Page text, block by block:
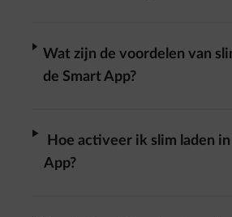
Wat zijn de voordelen van
de Smart App?
Hoe activeer ik slim laden
App?